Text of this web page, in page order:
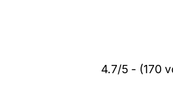
4.7/5 - (170